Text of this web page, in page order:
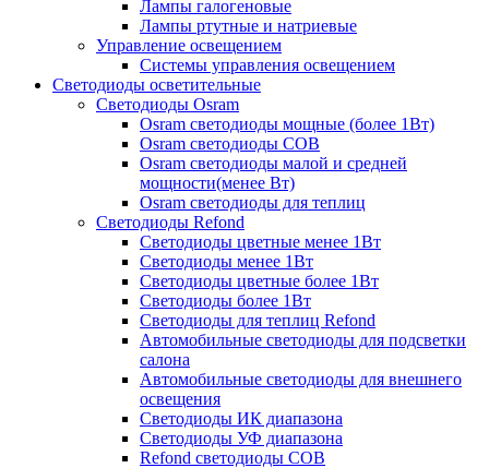
Лампы галогеновые
Лампы ртутные и натриевые
Управление освещением
Системы управления освещением
Светодиоды осветительные
Светодиоды Osram
Osram светодиоды мощные (более 1Вт)
Osram светодиоды COB
Osram светодиоды малой и средней
мощности(менее Вт)
Osram светодиоды для теплиц
Светодиоды Refond
Светодиоды цветные менее 1Вт
Светодиоды менее 1Вт
Светодиоды цветные более 1Вт
Светодиоды более 1Вт
Светодиоды для теплиц Refond
Автомобильные светодиоды для подсветки
салона
Автомобильные светодиоды для внешнего
освещения
Светодиоды ИК диапазона
Светодиоды УФ диапазона
Refond светодиоды COB